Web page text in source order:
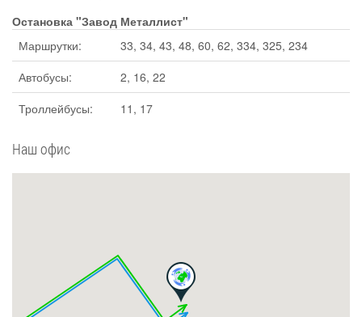
Остановка "Завод Металлист"
Маршрутки:
33, 34, 43, 48, 60, 62, 334, 325, 234
Автобусы:
2, 16, 22
Троллейбусы:
11, 17
Наш офис